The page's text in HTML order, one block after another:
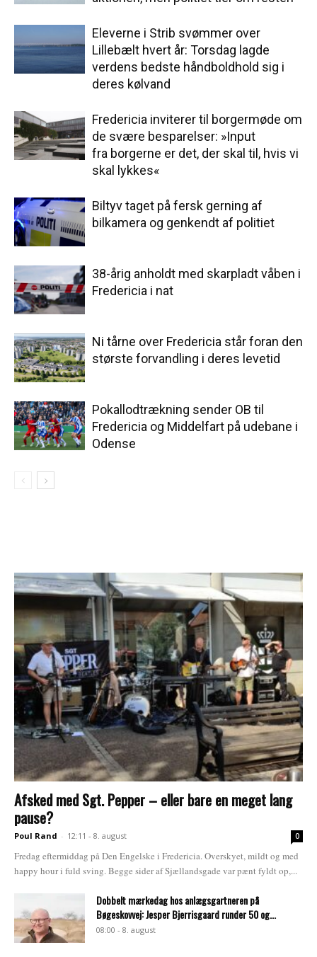
Eleverne i Strib svømmer over
Lillebælt hvert år: Torsdag lagde
verdens bedste håndboldhold sig i
deres kølvand
Fredericia inviterer til borgermøde om
de svære besparelser: »Input
fra borgerne er det, der skal til, hvis vi
skal lykkes«
Biltyv taget på fersk gerning af
bilkamera og genkendt af politiet
38-årig anholdt med skarpladt våben i
Fredericia i nat
Ni tårne over Fredericia står foran den
største forvandling i deres levetid
Pokallodtrækning sender OB til
Fredericia og Middelfart på udebane i
Odense
Afsked med Sgt. Pepper – eller bare en meget lang
pause?
Poul Rand - 12:11 - 8. august 0
Fredag eftermiddag på Den Engelske i Fredericia. Overskyet, mildt og med
happy hour i fuld sving. Begge sider af Sjællandsgade var pænt fyldt op,...
Dobbelt mærkedag hos anlægsgartneren på
Bøgeskovvej: Jesper Bjerrisgaard runder 50 og...
08:00 - 8. august